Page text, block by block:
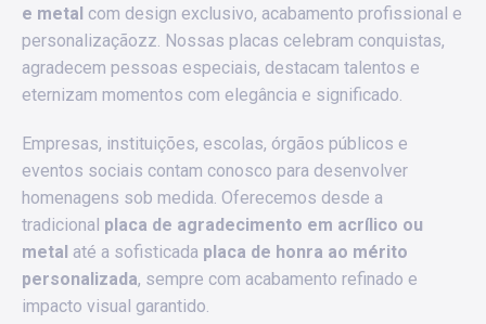
e metal com design exclusivo, acabamento profissional e
personalizaçãozz. Nossas placas celebram conquistas,
agradecem pessoas especiais, destacam talentos e
eternizam momentos com elegância e significado.
Empresas, instituições, escolas, órgãos públicos e
eventos sociais contam conosco para desenvolver
homenagens sob medida. Oferecemos desde a
tradicional placa de agradecimento em acrílico ou
metal até a sofisticada placa de honra ao mérito
personalizada, sempre com acabamento refinado e
impacto visual garantido.